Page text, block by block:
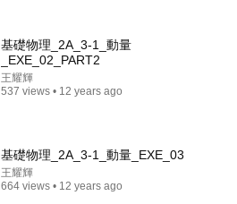
基礎物理_2A_3-1_動量
_EXE_02_PART2
王耀輝
537 views • 12 years ago
基礎物理_2A_3-1_動量_EXE_03
王耀輝
664 views • 12 years ago